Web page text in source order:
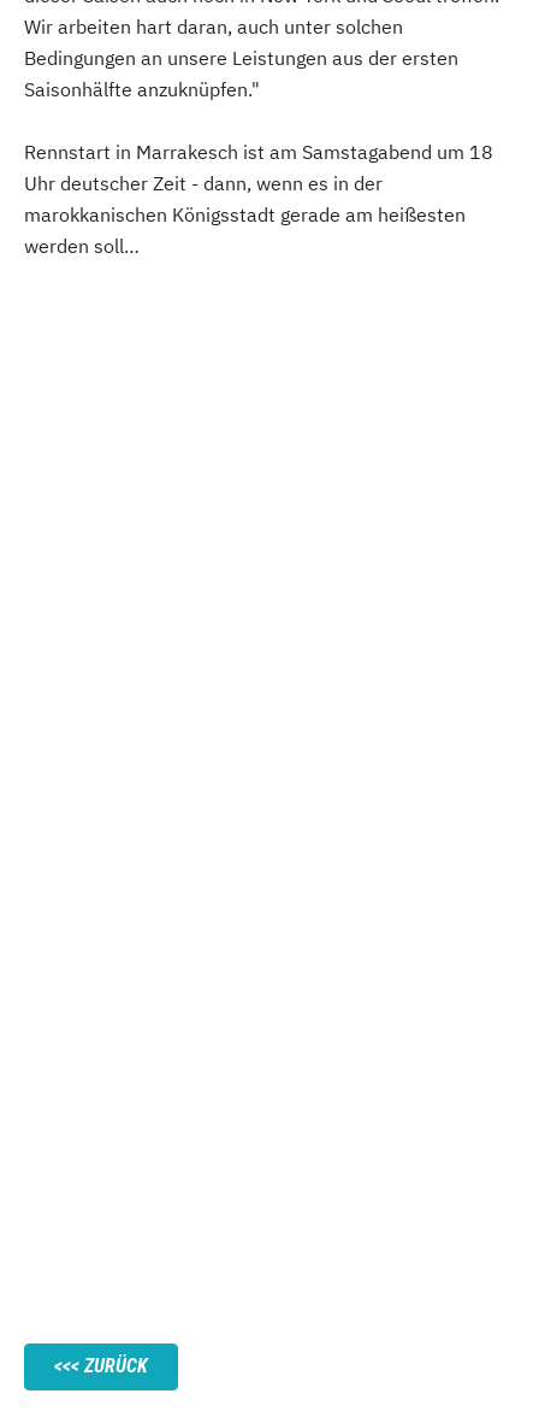
Wir arbeiten hart daran, auch unter solchen
Bedingungen an unsere Leistungen aus der ersten
Saisonhälfte anzuknüpfen."
Rennstart in Marrakesch ist am Samstagabend um 18
Uhr deutscher Zeit - dann, wenn es in der
marokkanischen Königsstadt gerade am heißesten
werden soll…
ZURÜCK